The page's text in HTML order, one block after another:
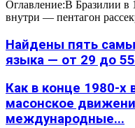
Оглавление:В Бразилии в
внутри — пентагон
Найдены пять
языка — от 29 до
Как в конце 1980-х
масонское
международные...